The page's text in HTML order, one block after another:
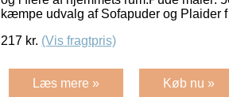
kæmpe udvalg af Sofapuder og Plaider f
217 kr. (Vis fragtpris)
Læs mere » Køb nu »